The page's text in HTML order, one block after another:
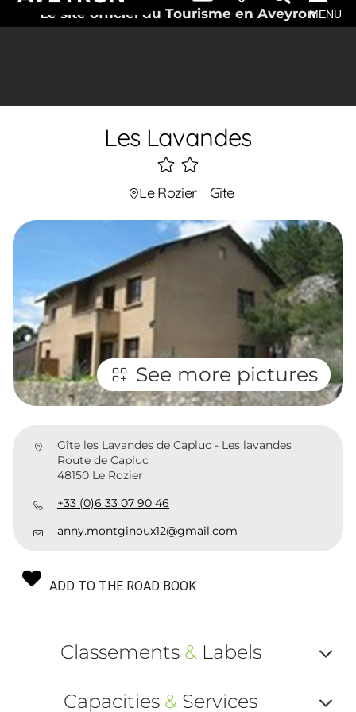
Le site officiel du Tourisme en AveyronMENU
Les Lavandes
2
étoiles
Le Rozier Gîte
See more pictures
Gîte les Lavandes de Capluc - Les lavandes
Route de Capluc
48150 Le Rozier
+33 (0)6 33 07 90 46
anny.montginoux12@gmail.com
ADD TO THE ROAD BOOK
Classements &Labels
Capacities & Services